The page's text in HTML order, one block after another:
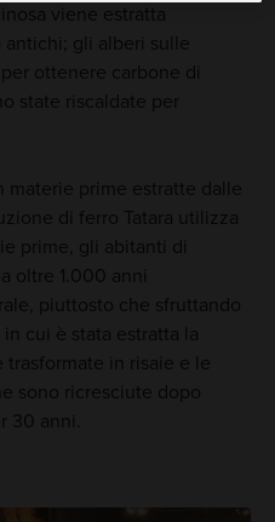
viene estratta
gli alberi sulle
ottenere carbone di
state riscaldate per
materie prime estratte dalle
di ferro Tatara utilizza
prime, gli abitanti di
oltre 1.000 anni
piuttosto che sfruttando
in cui è stata estratta la
trasformate in risaie e le
sono ricresciute dopo
anni.